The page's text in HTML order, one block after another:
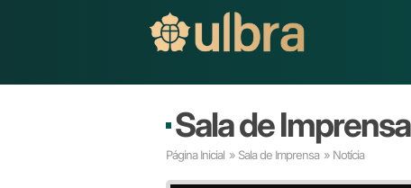
Sala de Imprensa
Página Inicial » Sala de Imprensa » Notícia